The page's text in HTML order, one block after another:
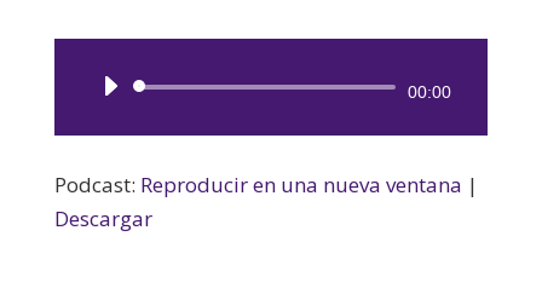
Reproductor
00:00
Podcast: Reproducir en una nueva ventana |
Descargar